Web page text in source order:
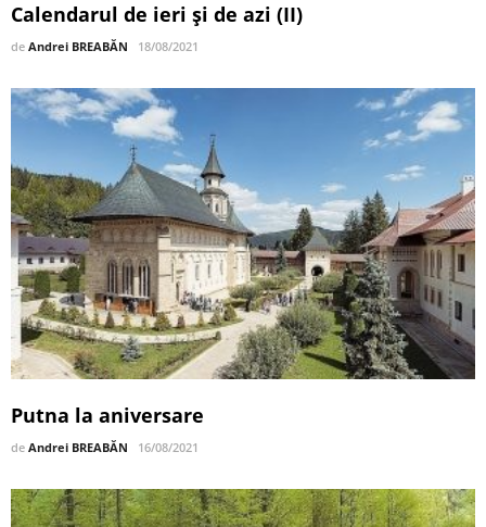
Calendarul de ieri și de azi (II)
de Andrei BREABĂN 18/08/2021
Putna la aniversare
de Andrei BREABĂN 16/08/2021